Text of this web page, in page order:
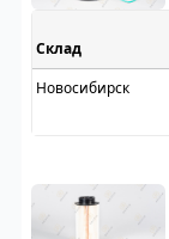
Склад
Новосибирск